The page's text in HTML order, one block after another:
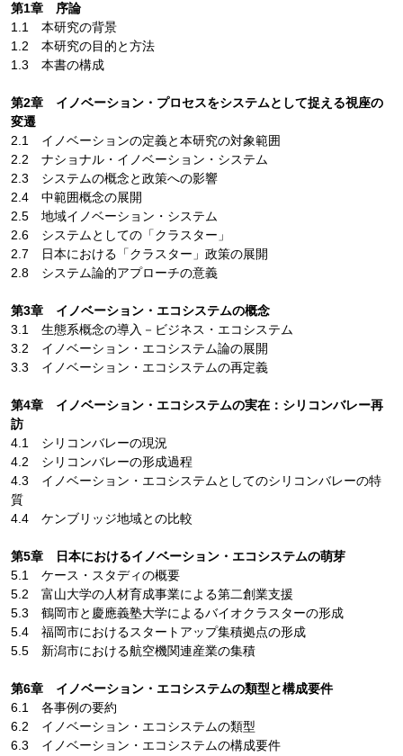
第1章 序論
1.1 本研究の背景
1.2 本研究の目的と方法
1.3 本書の構成
第2章 イノベーション・プロセスをシステムとして捉える視座の
変遷
2.1 イノベーションの定義と本研究の対象範囲
2.2 ナショナル・イノベーション・システム
2.3 システムの概念と政策への影響
2.4 中範囲概念の展開
2.5 地域イノベーション・システム
2.6 システムとしての「クラスター」
2.7 日本における「クラスター」政策の展開
2.8 システム論的アプローチの意義
第3章 イノベーション・エコシステムの概念
3.1 生態系概念の導入－ビジネス・エコシステム
3.2 イノベーション・エコシステム論の展開
3.3 イノベーション・エコシステムの再定義
第4章 イノベーション・エコシステムの実在：シリコンバレー再
訪
4.1 シリコンバレーの現況
4.2 シリコンバレーの形成過程
4.3 イノベーション・エコシステムとしてのシリコンバレーの特
質
4.4 ケンブリッジ地域との比較
第5章 日本におけるイノベーション・エコシステムの萌芽
5.1 ケース・スタディの概要
5.2 富山大学の人材育成事業による第二創業支援
5.3 鶴岡市と慶應義塾大学によるバイオクラスターの形成
5.4 福岡市におけるスタートアップ集積拠点の形成
5.5 新潟市における航空機関連産業の集積
第6章 イノベーション・エコシステムの類型と構成要件
6.1 各事例の要約
6.2 イノベーション・エコシステムの類型
6.3 イノベーション・エコシステムの構成要件